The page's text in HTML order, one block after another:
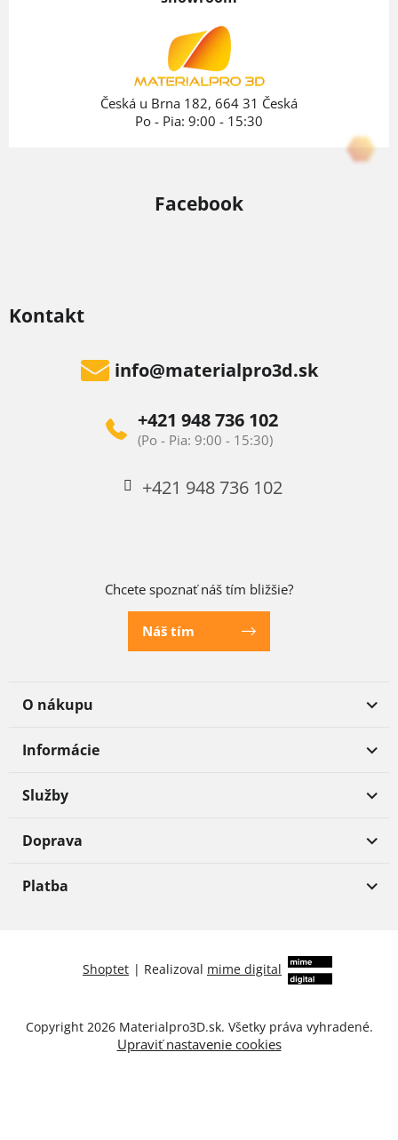
Kontakt
info@materialpro3d.sk
+421 948 736 102
+421 948 736 102
Chcete spoznať náš tím bližšie?
Náš tím
O nákupu
Informácie
Služby
Česká u Brna 182, 664 31 Česká
Po - Pia: 9:00 - 15:30
Facebook
Doprava
Platba
Shoptet | Realizoval mime digital
Copyright 2026 Materialpro3D.sk. Všetky práva vyhradené.
Upraviť nastavenie cookies